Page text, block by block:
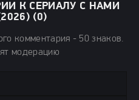
К СЕРИАЛУ С НАМИ
(0)
комментария - 50 знаков.
модерацию